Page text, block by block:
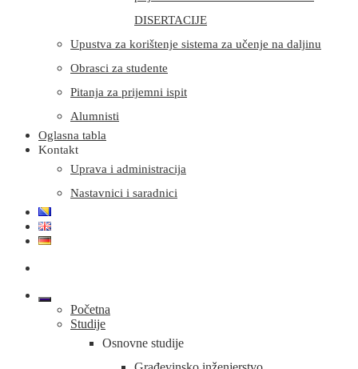
DISERTACIJE
Upustva za korištenje sistema za učenje na daljinu
Obrasci za studente
Pitanja za prijemni ispit
Alumnisti
Oglasna tabla
Kontakt
Uprava i administracija
Nastavnici i saradnici
Početna
Studije
Osnovne studije